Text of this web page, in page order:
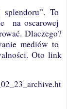
To
na oscarowej
Dlaczego?
mediów to
Oto link